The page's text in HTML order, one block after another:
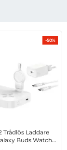
-50%
Trådlös Laddare
Buds Watch -